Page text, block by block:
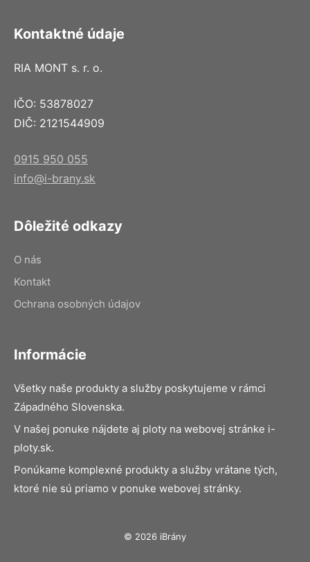
Kontaktné údaje
RIA MONT s. r. o.
IČO: 53878027
DIČ: 2121544909
0915 950 055
info@i-brany.sk
Dôležité odkazy
O nás
Kontakt
Ochrana osobných údajov
Informácie
Všetky naše produkty a služby poskytujeme v rámci
Západného Slovenska.
V našej ponuke nájdete aj ploty na webovej stránke i-
ploty.sk.
Ponúkame komplexné produkty a služby vrátane tých,
ktoré nie sú priamo v ponuke webovej stránky.
© 2026 iBrány